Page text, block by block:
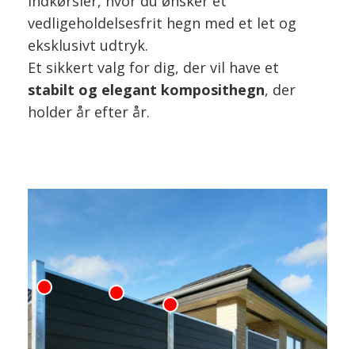
vedligeholdelsesfrit hegn med et let og
eksklusivt udtryk.
Et sikkert valg for dig, der vil have et
stabilt og elegant komposithegn, der
holder år efter år.